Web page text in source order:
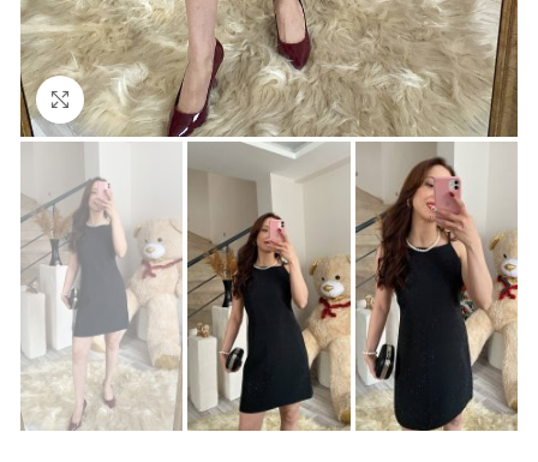
Büyütmek için tıklayın